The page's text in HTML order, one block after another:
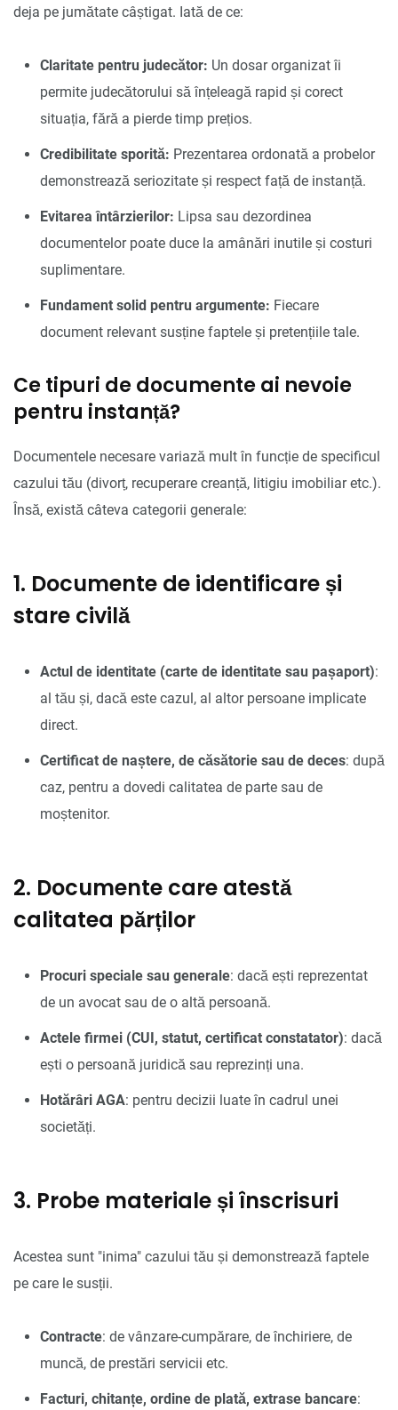
deja pe jumătate câștigat. Iată de ce:
Claritate pentru judecător: Un dosar organizat îi
permite judecătorului să înțeleagă rapid și corect
situația, fără a pierde timp prețios.
Credibilitate sporită: Prezentarea ordonată a probelor
demonstrează seriozitate și respect față de instanță.
Evitarea întârzierilor: Lipsa sau dezordinea
documentelor poate duce la amânări inutile și costuri
suplimentare.
Fundament solid pentru argumente: Fiecare
document relevant susține faptele și pretențiile tale.
Ce tipuri de documente ai nevoie
pentru instanță?
Documentele necesare variază mult în funcție de specificul
cazului tău (divorț, recuperare creanță, litigiu imobiliar etc.).
Însă, există câteva categorii generale:
1. Documente de identificare și
stare civilă
Actul de identitate (carte de identitate sau pașaport):
al tău și, dacă este cazul, al altor persoane implicate
direct.
Certificat de naștere, de căsătorie sau de deces: după
caz, pentru a dovedi calitatea de parte sau de
moștenitor.
2. Documente care atestă
calitatea părților
Procuri speciale sau generale: dacă ești reprezentat
de un avocat sau de o altă persoană.
Actele firmei (CUI, statut, certificat constatator): dacă
ești o persoană juridică sau reprezinți una.
Hotărâri AGA: pentru decizii luate în cadrul unei
societăți.
3. Probe materiale și înscrisuri
Acestea sunt "inima" cazului tău și demonstrează faptele
pe care le susții.
Contracte: de vânzare-cumpărare, de închiriere, de
muncă, de prestări servicii etc.
Facturi, chitanțe, ordine de plată, extrase bancare: